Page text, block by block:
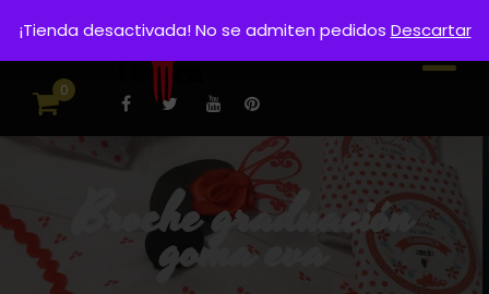
0
Broche graduación
goma eva
¡Tienda desactivada! No se admiten pedidos Descartar